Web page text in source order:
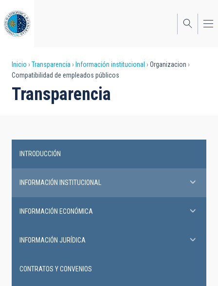
al
contenido
principal
Sobrescribir
enlaces
de
a
la
navegación
Inicio Transparencia Información institucional
Organizacion
Compatibilidad de empleados públicos
Transparencia
INTRODUCCIÓN
INFORMACIÓN INSTITUCIONAL
INFORMACIÓN ECONÓMICA
INFORMACIÓN JURÍDICA
CONTRATOS Y CONVENIOS